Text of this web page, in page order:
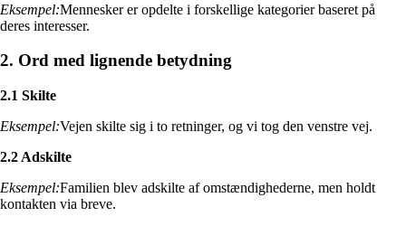
Eksempel:Mennesker er opdelte i forskellige kategorier baseret på
deres interesser.
2. Ord med lignende betydning
2.1 Skilte
Eksempel:Vejen skilte sig i to retninger, og vi tog den venstre vej.
2.2 Adskilte
Eksempel:Familien blev adskilte af omstændighederne, men holdt
kontakten via breve.